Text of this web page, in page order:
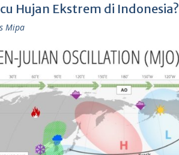
Hujan Ekstrem di Indonesia?
Mipa